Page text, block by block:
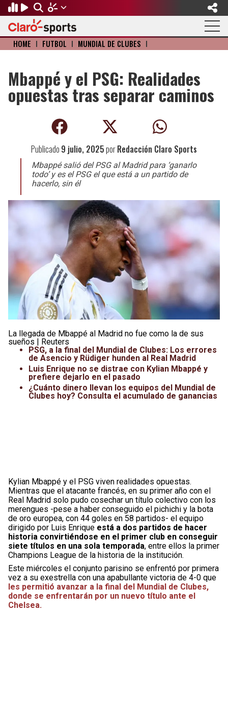
Regresar
FÚTBOL
Fútbol Internacional
Mundial de Clubes
Concachampions
Copa Oro
Fútbol de Estufa
Fútbol Femenil
Leagues Cup
Liga de Expansión MX
Liga MX
Selección Mexicana
Regresar
MOTOR
Formula 1
Regresar
BÉISBOL
Mexicano
Regresar
OLÍMPICOS
Olympic Channel
Gangwon 2024
Juegos Paralímpicos
Regresar
OTROS DEPORTES
Básquetbol
Fútbol Americano
Ciclismo
Boxeo
UFC
Lucha Libre
Juegos Panamericanos
Regresar
ACTUALIDAD
Música
Tendencias
Videojuegos
HOME I FÚTBOL I MUNDIAL DE CLUBES I
Mbappé y el PSG: Realidades
opuestas tras separar caminos
Publicado 9 julio, 2025porRedacción Claro Sports
Mbappé salió del PSG al Madrid para ‘ganarlo
todo’ y es el PSG el que está a un partido de
hacerlo, sin él
La llegada de Mbappé al Madrid no fue como la de sus
sueños | Reuters
PSG, a la final del Mundial de Clubes: Los errores
de Asencio y Rüdiger hunden al Real Madrid
Luis Enrique no se distrae con Kylian Mbappé y
prefiere dejarlo en el pasado
¿Cuánto dinero llevan los equipos del Mundial de
Clubes hoy? Consulta el acumulado de ganancias
Kylian Mbappé y el PSG viven realidades opuestas.
Mientras que el atacante francés, en su primer año con el
Real Madrid solo pudo cosechar un título colectivo con los
merengues -pese a haber conseguido el pichichi y la bota
de oro europea, con 44 goles en 58 partidos- el equipo
dirigido por Luis Enrique está a dos partidos de hacer
historia convirtiéndose en el primer club en conseguir
siete títulos en una sola temporada, entre ellos la primer
Champions League de la historia de la institución.
Este miércoles el conjunto parisino se enfrentó por primera
vez a su exestrella con una apabullante victoria de 4-0 que
les permitió avanzar a la final del Mundial de Clubes,
donde se enfrentarán por un nuevo título ante el
Chelsea.